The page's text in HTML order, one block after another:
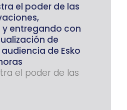
el poder de las
entregando con
de
de Esko
el poder de las